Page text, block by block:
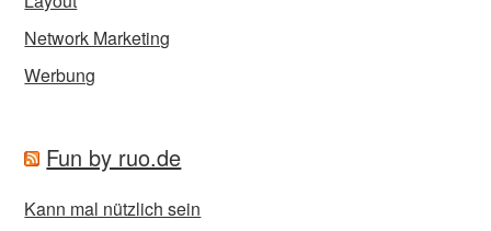
Network Marketing
Werbung
Fun by ruo.de
Kann mal nützlich sein